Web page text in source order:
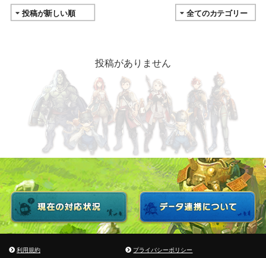
投稿がありません
利用規約 プライバシーポリシー